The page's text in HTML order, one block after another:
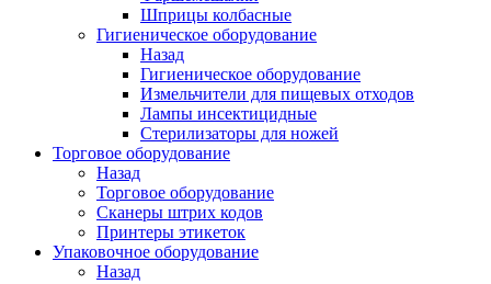
Шприцы колбасные
Гигиеническое оборудование
Назад
Гигиеническое оборудование
Измельчители для пищевых отходов
Лампы инсектицидные
Стерилизаторы для ножей
Торговое оборудование
Назад
Торговое оборудование
Сканеры штрих кодов
Принтеры этикеток
Упаковочное оборудование
Назад